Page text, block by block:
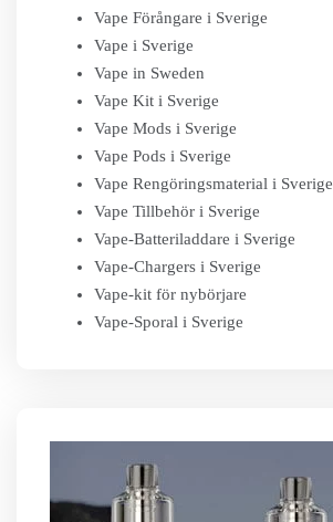
Vape Förångare i Sverige
Vape i Sverige
Vape in Sweden
Vape Kit i Sverige
Vape Mods i Sverige
Vape Pods i Sverige
Vape Rengöringsmaterial i Sverige
Vape Tillbehör i Sverige
Vape-Batteriladdare i Sverige
Vape-Chargers i Sverige
Vape-kit för nybörjare
Vape-Sporal i Sverige